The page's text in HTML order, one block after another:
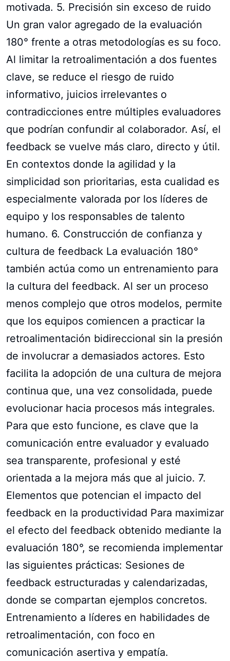
motivada. 5. Precisión sin exceso de ruido
Un gran valor agregado de la evaluación
180° frente a otras metodologías es su foco.
Al limitar la retroalimentación a dos fuentes
clave, se reduce el riesgo de ruido
informativo, juicios irrelevantes o
contradicciones entre múltiples evaluadores
que podrían confundir al colaborador. Así, el
feedback se vuelve más claro, directo y útil.
En contextos donde la agilidad y la
simplicidad son prioritarias, esta cualidad es
especialmente valorada por los líderes de
equipo y los responsables de talento
humano. 6. Construcción de confianza y
cultura de feedback La evaluación 180°
también actúa como un entrenamiento para
la cultura del feedback. Al ser un proceso
menos complejo que otros modelos, permite
que los equipos comiencen a practicar la
retroalimentación bidireccional sin la presión
de involucrar a demasiados actores. Esto
facilita la adopción de una cultura de mejora
continua que, una vez consolidada, puede
evolucionar hacia procesos más integrales.
Para que esto funcione, es clave que la
comunicación entre evaluador y evaluado
sea transparente, profesional y esté
orientada a la mejora más que al juicio. 7.
Elementos que potencian el impacto del
feedback en la productividad Para maximizar
el efecto del feedback obtenido mediante la
evaluación 180°, se recomienda implementar
las siguientes prácticas: Sesiones de
feedback estructuradas y calendarizadas,
donde se compartan ejemplos concretos.
Entrenamiento a líderes en habilidades de
retroalimentación, con foco en
comunicación asertiva y empatía.